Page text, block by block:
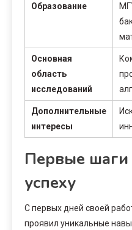
Образование
Основная
область
исследований
Дополнительные
интересы
Первые шаги
успеху
С первых дней своей
проявил уникальные